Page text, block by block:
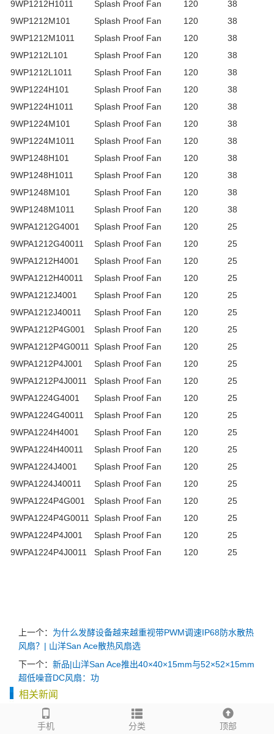
9WP1212H1011
Splash Proof Fan 120 38
9WP1212M101
Splash Proof Fan 120 38
9WP1212M1011
Splash Proof Fan 120 38
9WP1212L101
Splash Proof Fan 120 38
9WP1212L1011
Splash Proof Fan 120 38
9WP1224H101
Splash Proof Fan 120 38
9WP1224H1011
Splash Proof Fan 120 38
9WP1224M101
Splash Proof Fan 120 38
9WP1224M1011
Splash Proof Fan 120 38
9WP1248H101
Splash Proof Fan 120 38
9WP1248H1011
Splash Proof Fan 120 38
9WP1248M101
Splash Proof Fan 120 38
9WP1248M1011
Splash Proof Fan 120 38
9WPA1212G4001
Splash Proof Fan 120 25
9WPA1212G40011
Splash Proof Fan 120 25
9WPA1212H4001
Splash Proof Fan 120 25
9WPA1212H40011
Splash Proof Fan 120 25
9WPA1212J4001
Splash Proof Fan 120 25
9WPA1212J40011
Splash Proof Fan 120 25
9WPA1212P4G001
Splash Proof Fan 120 25
9WPA1212P4G0011
Splash Proof Fan 120 25
9WPA1212P4J001
Splash Proof Fan 120 25
9WPA1212P4J0011
Splash Proof Fan 120 25
9WPA1224G4001
Splash Proof Fan 120 25
9WPA1224G40011
Splash Proof Fan 120 25
9WPA1224H4001
Splash Proof Fan 120 25
9WPA1224H40011
Splash Proof Fan 120 25
9WPA1224J4001
Splash Proof Fan 120 25
9WPA1224J40011
Splash Proof Fan 120 25
9WPA1224P4G001
Splash Proof Fan 120 25
9WPA1224P4G0011
Splash Proof Fan 120 25
9WPA1224P4J001
Splash Proof Fan 120 25
9WPA1224P4J0011
Splash Proof Fan 120 25
上一个： 为什么发酵设备越来越重视带PWM调速IP68防水散热
风扇？| 山洋San Ace散热风扇选
下一个： 新品|山洋San Ace推出40×40×15mm与52×52×15mm
超低噪音DC风扇：功
相关新闻
在高温环境中，应如何选择散热风扇？
手机 分类 顶部